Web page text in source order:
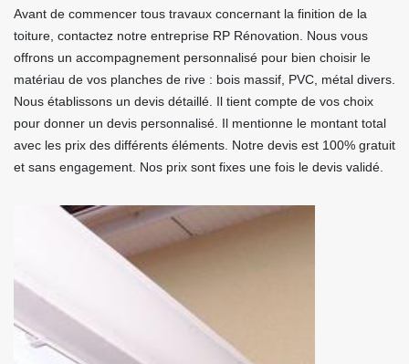
Avant de commencer tous travaux concernant la finition de la
toiture, contactez notre entreprise RP Rénovation. Nous vous
offrons un accompagnement personnalisé pour bien choisir le
matériau de vos planches de rive : bois massif, PVC, métal divers.
Nous établissons un devis détaillé. Il tient compte de vos choix
pour donner un devis personnalisé. Il mentionne le montant total
avec les prix des différents éléments. Notre devis est 100% gratuit
et sans engagement. Nos prix sont fixes une fois le devis validé.